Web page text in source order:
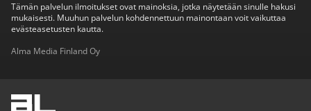
Tämän palvelun ilmoitukset ovat mainoksia, jotka näytetään sinulle hakusi
mukaisesti. Muuhun palvelun kohdennettuun mainontaan voit vaikuttaa
evästeasetusten kautta.
Alma Media Finland Oy